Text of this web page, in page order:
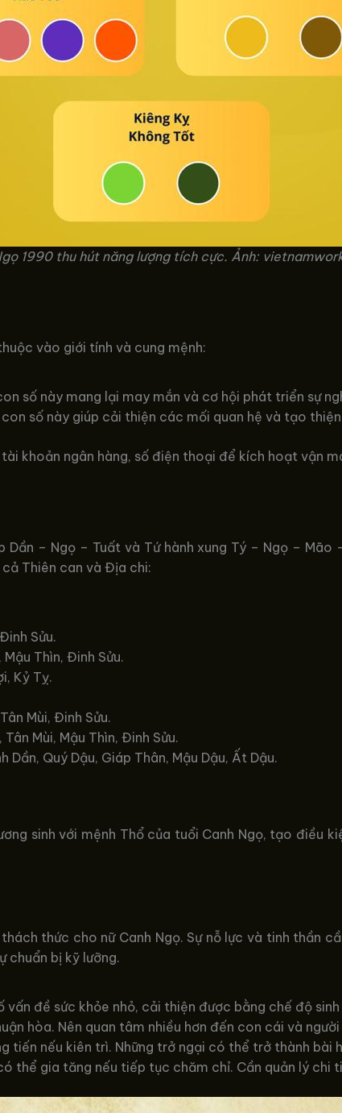
1990 thu hút năng lượng tích cực. Ảnh:
vào giới tính và cung mệnh:
số này mang lại may mắn và cơ hội phát triển sự
con số này giúp cải thiện các mối quan hệ và tạo
khoản ngân hàng, số điện thoại để kích hoạt vận
Dần – Ngọ – Tuất và Tứ hành xung Tý – Ngọ –
Thiên can và Địa chi:
Sửu.
Thìn, Đinh Sửu.
Kỷ Tỵ.
Mùi, Đinh Sửu.
Mùi, Mậu Thìn, Đinh Sửu.
Dần, Quý Dậu, Giáp Thân, Mậu Dậu, Ất Dậu.
sinh với mệnh Thổ của tuổi Canh Ngọ, tạo điều
thức cho nữ Canh Ngọ. Sự nỗ lực và tinh thần
chuẩn bị kỹ lưỡng.
vấn đề sức khỏe nhỏ, cải thiện được bằng chế độ
hòa. Nên quan tâm nhiều hơn đến con cái và
tiến nếu kiên trì. Những trở ngại có thể trở thành bài
thể gia tăng nếu tiếp tục chăm chỉ. Cần quản lý chi